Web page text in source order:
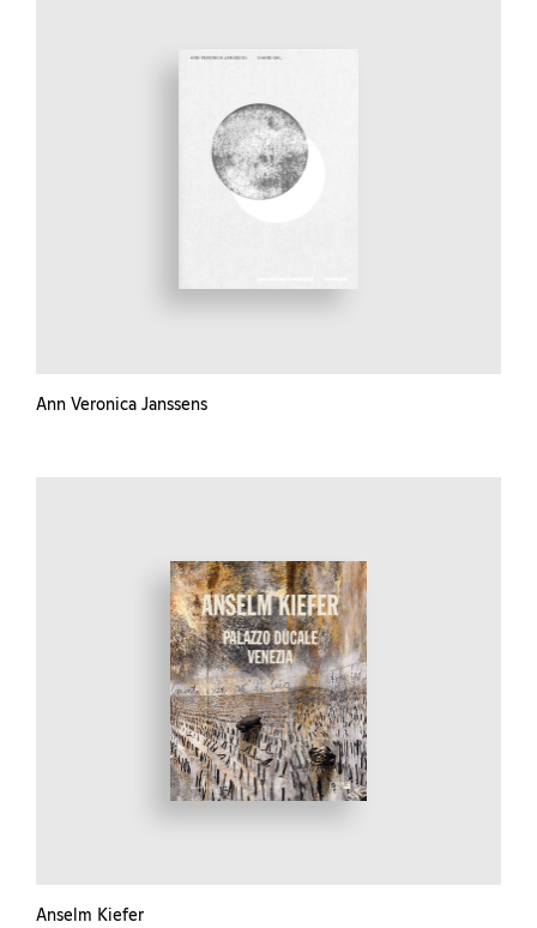
Ann Veronica Janssens
Anselm Kiefer